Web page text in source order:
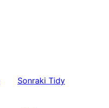
Sonraki Tidy